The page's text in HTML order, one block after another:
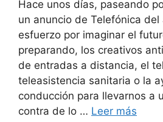
Hace unos días, paseando
un anuncio de Telefónica del
esfuerzo por imaginar el
preparando, los creativos
de entradas a distancia, el
teleasistencia sanitaria o la
conducción para llevarnos a
contra de lo … Leer más